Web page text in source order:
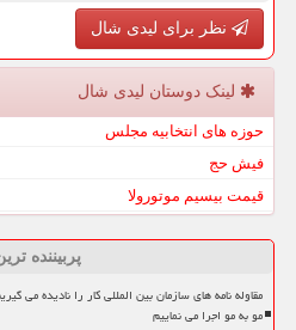
نظر برای لیدی شال
لینک دوستان لیدی شال
حوزه های انتخابیه مجلس
فیش حج
قیمت بیسیم موتورولا
پربیننده
مقاوله نامه های سازمان بین المللی کار را نادیده می
مو به مو اجرا می نماییم